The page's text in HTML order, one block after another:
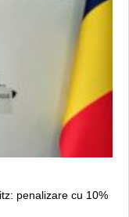
penalizare cu 10%